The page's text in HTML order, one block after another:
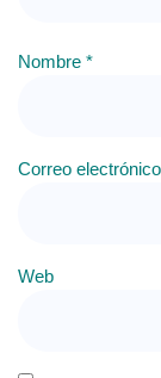
Nombre *
Correo electrónico
Web